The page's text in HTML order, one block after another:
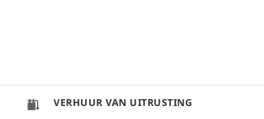
VERHUUR VAN UITRUSTING